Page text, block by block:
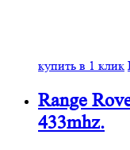
В корзину
Range